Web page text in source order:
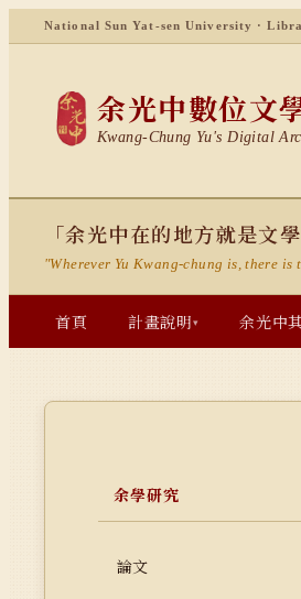
National Sun Yat-sen University ·
余光中數位文
Kwang-Chung Yu's Digital
「余光中在的地方就是文學
"Wherever Yu Kwang-chung is, there
首頁 計畫說明▾ 余光中
余學研究
論文